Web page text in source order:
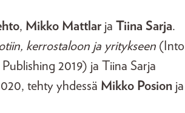
, Mikko Mattlar ja Tiina Sarja.
kerrostaloon ja yritykseen (Into
2019) ja Tiina Sarja
tehty yhdessä Mikko Posion ja